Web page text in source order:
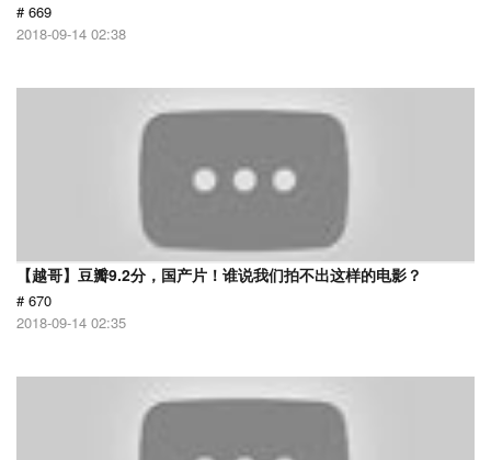
# 669
2018-09-14 02:38
【越哥】豆瓣9.2分，国产片！谁说我们拍不出这样的电影？
# 670
2018-09-14 02:35